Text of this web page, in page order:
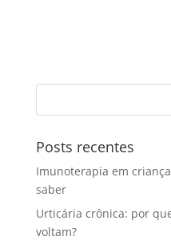
Posts recentes
Imunoterapia em
saber
Urticária crônica: por
voltam?